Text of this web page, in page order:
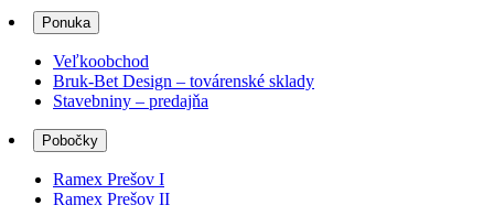
Ponuka
Veľkoobchod
Bruk-Bet Design – továrenské sklady
Stavebniny – predajňa
Pobočky
Ramex Prešov I
Ramex Prešov II